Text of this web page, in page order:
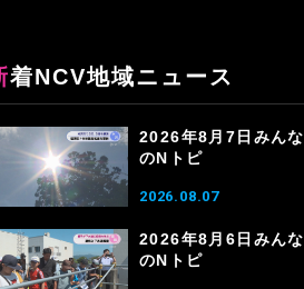
新着NCV地域ニュース
2026年8月7日みんな
のNトピ
2026.08.07
2026年8月6日みんな
のNトピ